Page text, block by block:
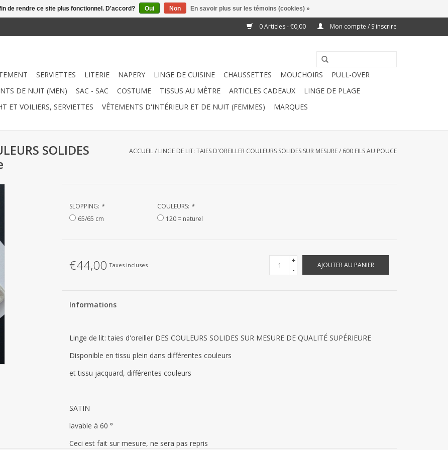
0 Articles - €0,00 Mon compte / S'inscrire
SERVIETTES LITERIE NAPERY LINGE DE CUISINE CHAUSSETTES MOUCHOIRS
PULL-OVER
DE NUIT (MEN)
SAC - SAC COSTUME TISSUS AU MÈTRE ARTICLES CADEAUX
LINGE DE PLAGE
ET VOILIERS, SERVIETTES VÊTEMENTS D'INTÉRIEUR ET DE NUIT (FEMMES) MARQUES
SOLIDES
ACCUEIL/ LINGE DE LIT: TAIES D'OREILLER COULEURS SOLIDES SUR MESURE / 600 FILS AU POUCE
SLOPPING: *
65/65 cm
COULEURS: *
120 = naturel
€44,00 Taxes incluses
+
-
AJOUTER AU PANIER
Informations
Linge de lit: taies d'oreiller DES COULEURS SOLIDES SUR MESURE DE QUALITÉ SUPÉRIEURE
Disponible en tissu plein dans différentes couleurs
et tissu jacquard, différentes couleurs
SATIN
lavable à 60 °
Ceci est fait sur mesure, ne sera pas repris
de rendre ce site plus fonctionnel. D'accord? Oui Non En savoir plus sur les témoins (cookies) »